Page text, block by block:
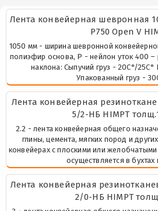
Лента конвейерная шевронная
P750 Open V
1050 мм - ширина шевронной
полиэфир основа, Р - нейлон уток 400 –
наклона: Сыпучий груз - 20С°/
Упакованный груз -
Лента конвейерная
5/2-НБ HIMPT
2.2 - лента конвейерная общего
глины, цемента, мягких пород и
конвейерах с плоскими или
осуществляется в бухтах
Лента конвейерная
2/0-НБ HIMPT